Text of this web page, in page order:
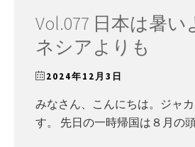
Vol.077 日本は暑
ネシアよりも
2024年12月3日
みなさん、こんにちは。ジャ
す。 先日の一時帰国は８月の